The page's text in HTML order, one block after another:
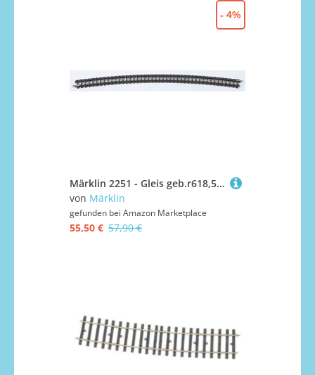
Märklin 2251 - Gleis geb.r618,5 mm,30 Gr., Inhalt 10 Stück
von Märklin
gefunden bei Amazon Marketplace
55,50 € 57,90 €
- 4%